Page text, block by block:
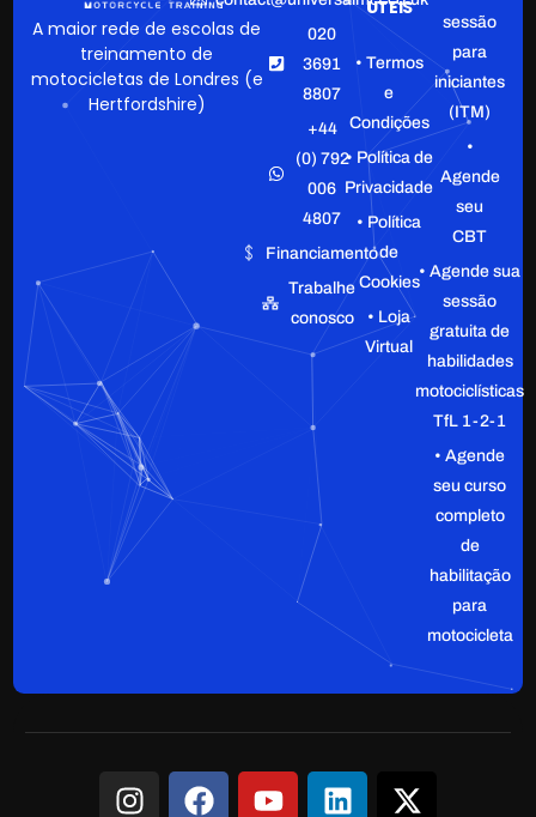
A maior rede de escolas de
treinamento de
motocicletas de Londres (e
Hertfordshire)
020
3691
8807
+44
(0) 792
006
4807
Financiamento
Trabalhe
conosco
ÚTEIS
• Termos
e
Condições
• Política de
Privacidade
• Política
de
Cookies
• Loja
Virtual
sessão
para
iniciantes
(ITM)
•
Agende
seu
CBT
• Agende sua
sessão
gratuita de
habilidades
motociclísticas
TfL 1-2-1
• Agende
seu curso
completo
de
habilitação
para
motocicleta